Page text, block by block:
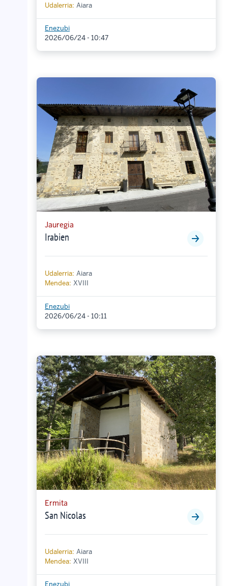
Udalerria: Aiara
Enezubi
2026/06/24 - 10:47
Jauregia
Irabien
Udalerria: Aiara
Mendea: XVIII
Enezubi
2026/06/24 - 10:11
Ermita
San Nicolas
Udalerria: Aiara
Mendea: XVIII